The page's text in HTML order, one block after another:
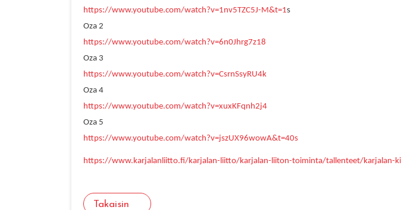
https://www.youtube.com/watch?v=1nv5TZC5J-M&t=1s
Oza 2
https://www.youtube.com/watch?v=6n0Jhrg7z18
Oza 3
https://www.youtube.com/watch?v=CsrnSsyRU4k
Oza 4
https://www.youtube.com/watch?v=xuxKFqnh2j4
Oza 5
https://www.youtube.com/watch?v=jszUX96wowA&t=40s
https://www.karjalanliitto.fi/karjalan-liitto/karjalan-liiton-toiminta/tallenteet/karjalan-
Takaisin